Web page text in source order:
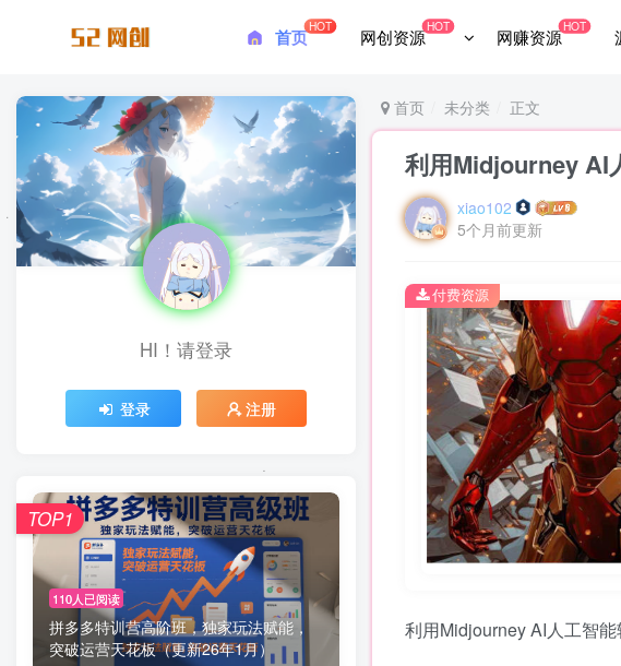
首页HOT 网创资源HOT 网赚资源HOT
首页 未分类 正文
利用Midjourney AI
xiao102
5个月前更新
付费资源
利用Midjourney AI人工智
HI！请登录
登录 注册
110人已阅读
拼多多特训营高阶班，独家玩法赋能，
突破运营天花板（更新26年1月）
TOP1